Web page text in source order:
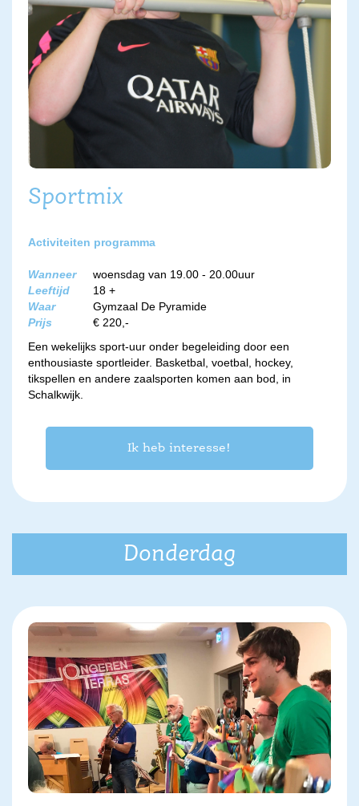
Sportmix
Activiteiten programma
Wanneer
woensdag van 19.00 - 20.00uur
Leeftijd
18 +
Waar
Gymzaal De Pyramide
Prijs
€ 220,-
Een wekelijks sport-uur onder begeleiding door een
enthousiaste sportleider. Basketbal, voetbal, hockey,
tikspellen en andere zaalsporten komen aan bod, in
Schalkwijk.
Ik heb interesse!
Donderdag